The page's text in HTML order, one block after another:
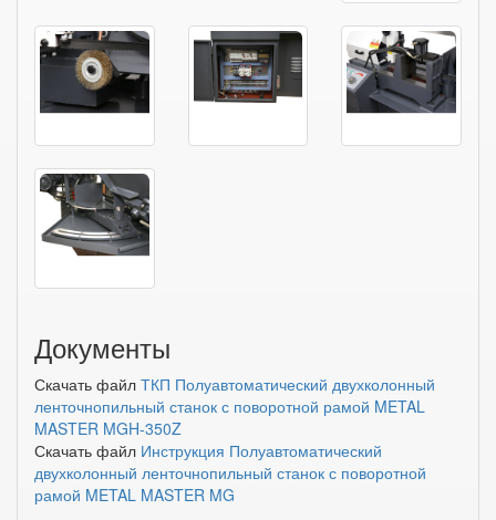
Документы
Скачать файл ТКП Полуавтоматический двухколонный
ленточнопильный станок с поворотной рамой METAL
MASTER MGH-350Z
Скачать файл Инструкция Полуавтоматический
двухколонный ленточнопильный станок с поворотной
рамой METAL MASTER MG